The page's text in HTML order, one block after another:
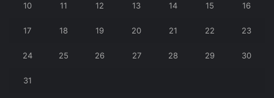
10 11 12 13 14 15 16
17 18 19 20 21 22 23
24 25 26 27 28 29 30
31